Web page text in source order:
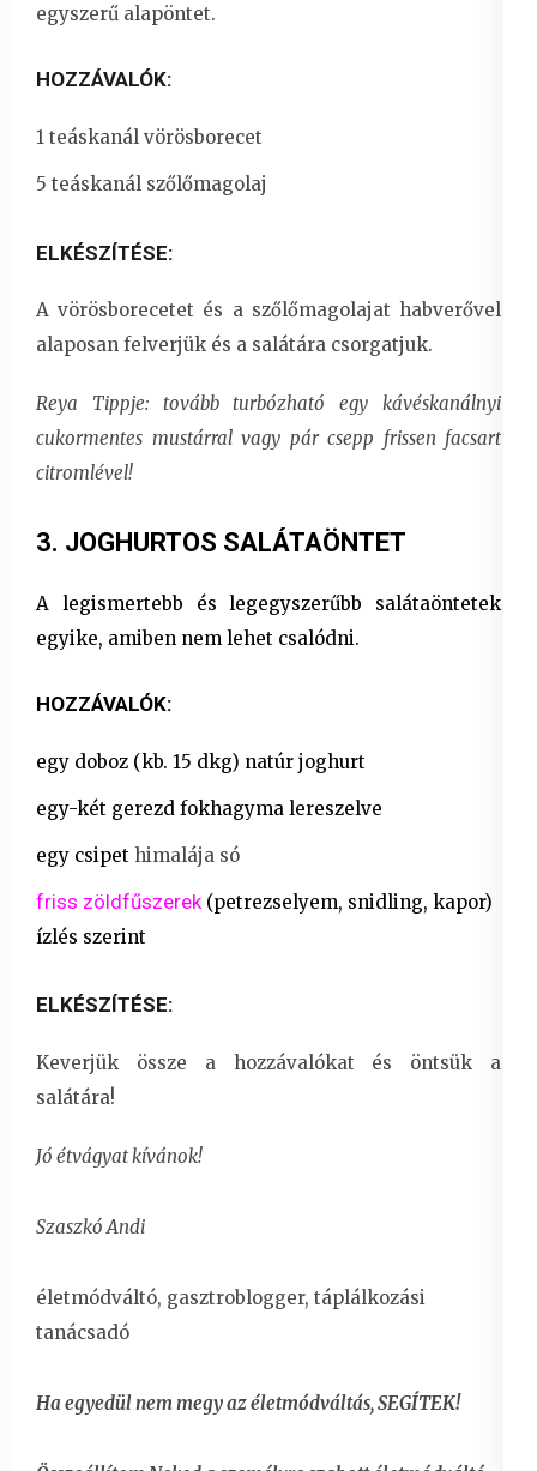
egyszerű alapöntet.
HOZZÁVALÓK:
1 teáskanál vörösborecet
5 teáskanál szőlőmagolaj
ELKÉSZÍTÉSE:
A vörösborecetet és a szőlőmagolajat habverővel
alaposan felverjük és a salátára csorgatjuk.
Reya Tippje: tovább turbózható egy kávéskanálnyi
cukormentes mustárral vagy pár csepp frissen facsart
citromlével!
3. JOGHURTOS SALÁTAÖNTET
A legismertebb és legegyszerűbb salátaöntetek
egyike, amiben nem lehet csalódni.
HOZZÁVALÓK:
egy doboz (kb. 15 dkg) natúr joghurt
egy-két gerezd fokhagyma lereszelve
egy csipet himalája só
friss zöldfűszerek(petrezselyem, snidling, kapor)
ízlés szerint
ELKÉSZÍTÉSE:
Keverjük össze a hozzávalókat és öntsük a
salátára!
Jó étvágyat kívánok!
Szaszkó Andi
életmódváltó, gasztroblogger, táplálkozási
tanácsadó
Ha egyedül nem megy az életmódváltás, SEGÍTEK!